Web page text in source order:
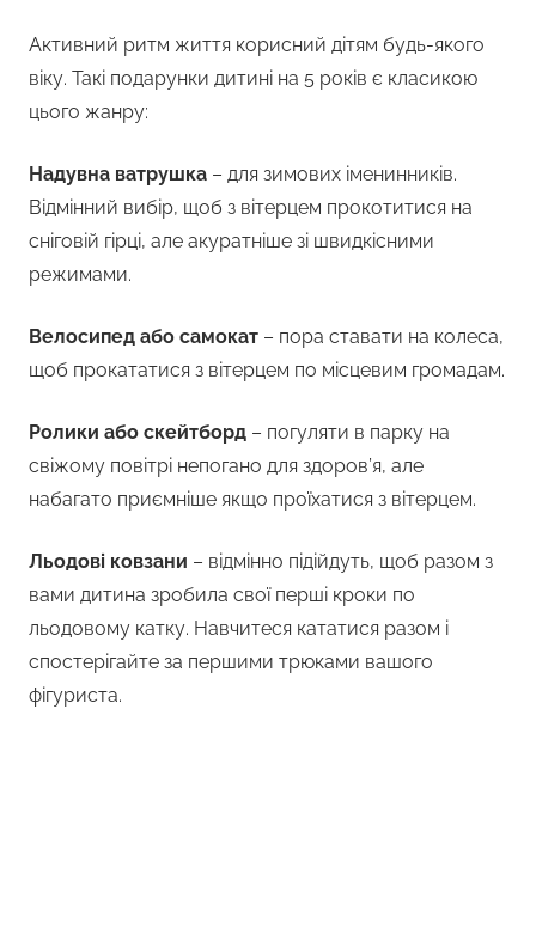
Активний ритм життя корисний дітям будь-якого
віку. Такі подарунки дитині на 5 років є класикою
цього жанру:
Надувна ватрушка – для зимових іменинників.
Відмінний вибір, щоб з вітерцем прокотитися на
сніговій гірці, але акуратніше зі швидкісними
режимами.
Велосипед або самокат – пора ставати на колеса,
щоб прокататися з вітерцем по місцевим громадам.
Ролики або скейтборд – погуляти в парку на
свіжому повітрі непогано для здоров’я, але
набагато приємніше якщо проїхатися з вітерцем.
Льодові ковзани – відмінно підійдуть, щоб разом з
вами дитина зробила свої перші кроки по
льодовому катку. Навчитеся кататися разом і
спостерігайте за першими трюками вашого
фігуриста.